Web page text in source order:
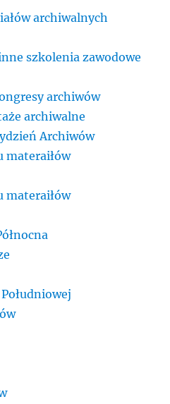
archiwalnych
szkolenia zawodowe
archiwów
archiwalne
Archiwów
materaiłów
materaiłów